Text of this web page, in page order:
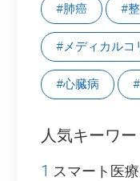
#肺癌 #
#メディカルコ
#心臓病
人気キーワー
1 スマート医療